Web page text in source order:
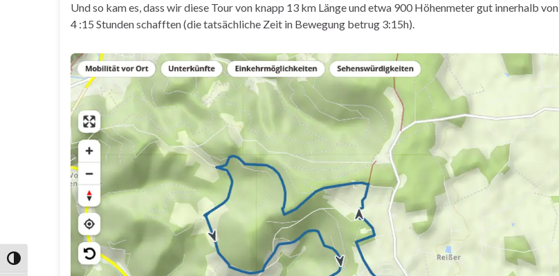
Umschalten auf hohe Kontraste
Und so kam es, dass wir diese Tour von knapp 13 km Länge und etwa 900 Höhenmeter gut innerhalb von
4 :15 Stunden schafften (die tatsächliche Zeit in Bewegung betrug 3:15h).